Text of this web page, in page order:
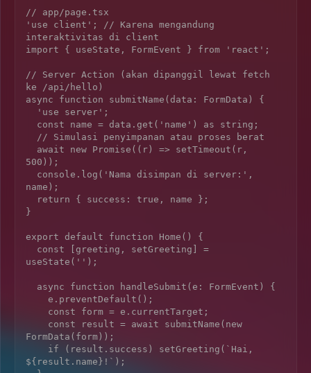
// app/page.tsx
'use client'; // Karena mengandung
interaktivitas di client
import { useState, FormEvent } from 'react';
// Server Action (akan dipanggil lewat fetch
ke /api/hello)
async function submitName(data: FormData) {
500));
name);
}
export default function Home() {
useState('');
  async function handleSubmit(e: FormEvent
) {
FormData(form));
${result.name}!`);